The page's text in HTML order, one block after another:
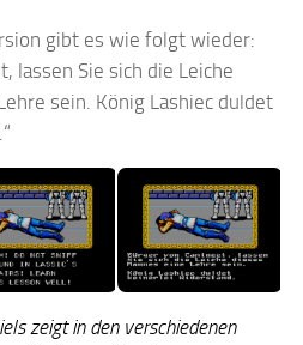
gibt es wie folgt wieder:
lassen Sie sich die Leiche
sein. König Lashiec duldet
zeigt in den verschiedenen